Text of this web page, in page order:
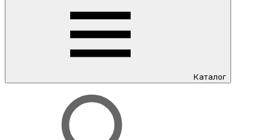
Каталог